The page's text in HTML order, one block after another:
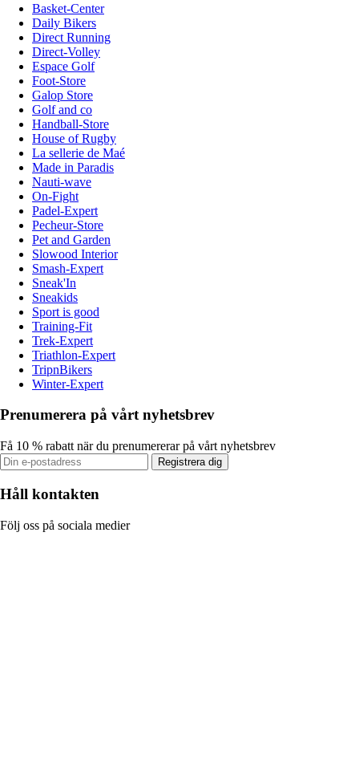
Basket-Center
Daily Bikers
Direct Running
Direct-Volley
Espace Golf
Foot-Store
Galop Store
Golf and co
Handball-Store
House of Rugby
La sellerie de Maé
Made in Paradis
Nauti-wave
On-Fight
Padel-Expert
Pecheur-Store
Pet and Garden
Slowood Interior
Smash-Expert
Sneak'In
Sneakids
Sport is good
Training-Fit
Trek-Expert
Triathlon-Expert
TripnBikers
Winter-Expert
Prenumerera på vårt nyhetsbrev
Få 10 % rabatt när du prenumererar på vårt nyhetsbrev
Registrera dig
Håll kontakten
Följ oss på sociala medier